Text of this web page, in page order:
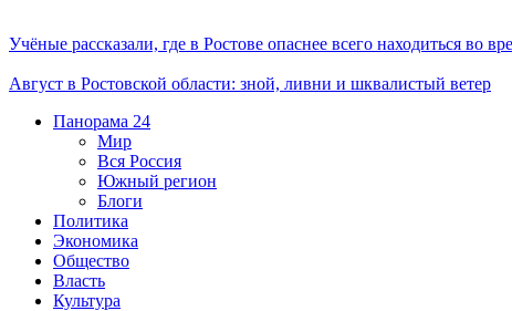
Учёные рассказали, где в Ростове опаснее всего находиться во
Август в Ростовской области: зной, ливни и шквалистый ветер
Панорама 24
Мир
Вся Россия
Южный регион
Блоги
Политика
Экономика
Общество
Власть
Культура